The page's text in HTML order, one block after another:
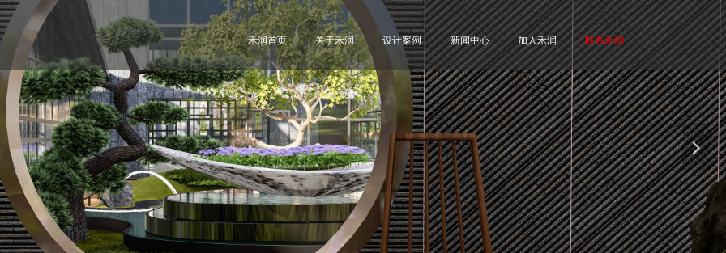
넲
禾润首页 关于禾润 设计案例 新闻中心 加入禾润 联系禾润